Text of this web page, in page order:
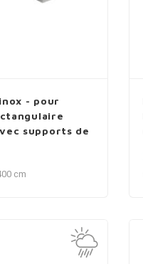
- pour
supports de
cm